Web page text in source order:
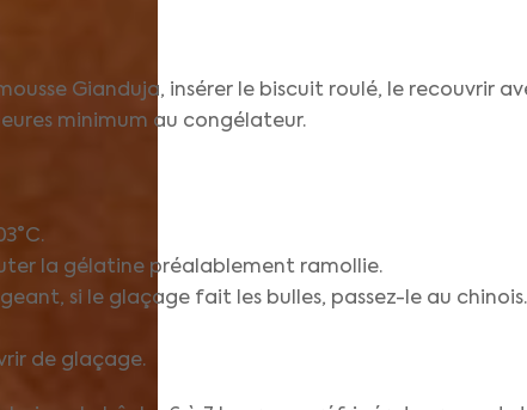
Gianduja, insérer le biscuit roulé, le recouvrir
minimum au congélateur.
la gélatine préalablement ramollie.
si le glaçage fait les bulles, passez-le au
de glaçage.